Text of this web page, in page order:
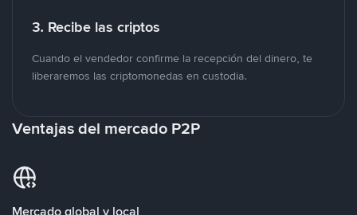
3. Recibe las criptos
Cuando el vendedor confirme la recepción del dinero, te
liberaremos las criptomonedas en custodia.
Ventajas del mercado P2P
Mercado global y local